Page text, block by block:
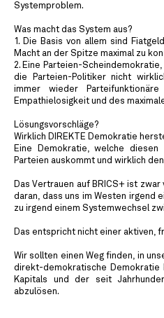
Systemproblem.
Was macht das System aus?
1. Die Basis von allem sind
Macht an der Spitze maximal zu
2. Eine Parteien-
die Parteien-Politiker nicht
immer wieder
Empathielosigkeit und des
Lösungsvorschläge?
Wirklich DIREKTE Demokratie
Eine Demokratie, welche
Parteien auskommt und wirklich
Das Vertrauen auf BRICS+ ist
daran, dass uns im Westen irgend
zu irgend einem Systemwechsel
Das entspricht nicht einer aktiven,
Wir sollten einen Weg finden, in
direkt-demokratische Demokratie
Kapitals und der seit
abzulösen.